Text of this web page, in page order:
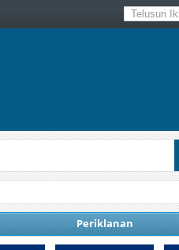
Periklanan